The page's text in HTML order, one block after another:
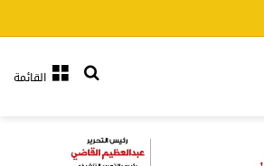
القائمةبحث عن